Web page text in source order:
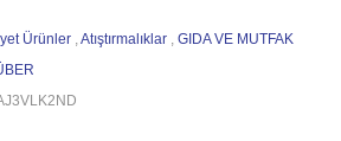
Ürünler ,Atıştırmalıklar , GIDA VE MUTFAK